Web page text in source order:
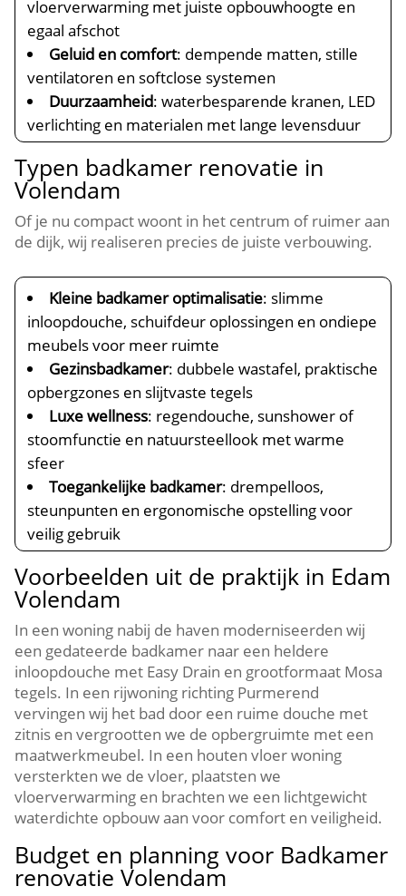
vloerverwarming met juiste opbouwhoogte en
egaal afschot
Geluid en comfort: dempende matten, stille
ventilatoren en softclose systemen
Duurzaamheid: waterbesparende kranen, LED
verlichting en materialen met lange levensduur
Typen badkamer renovatie in
Volendam
Of je nu compact woont in het centrum of ruimer aan
de dijk, wij realiseren precies de juiste verbouwing.​
Kleine badkamer optimalisatie: slimme
inloopdouche, schuifdeur oplossingen en ondiepe
meubels voor meer ruimte
Gezinsbadkamer: dubbele wastafel, praktische
opbergzones en slijtvaste tegels
Luxe wellness: regendouche, sunshower of
stoomfunctie en natuursteellook met warme
sfeer
Toegankelijke badkamer: drempelloos,
steunpunten en ergonomische opstelling voor
veilig gebruik
Voorbeelden uit de praktijk in Edam
Volendam
In een woning nabij de haven moderniseerden wij
een gedateerde badkamer naar een heldere
inloopdouche met Easy Drain en grootformaat Mosa
tegels.​ In een rijwoning richting Purmerend
vervingen wij het bad door een ruime douche met
zitnis en vergrootten we de opbergruimte met een
maatwerkmeubel.​ In een houten vloer woning
versterkten we de vloer, plaatsten we
vloerverwarming en brachten we een lichtgewicht
waterdichte opbouw aan voor comfort en veiligheid.​
Budget en planning voor Badkamer
renovatie Volendam